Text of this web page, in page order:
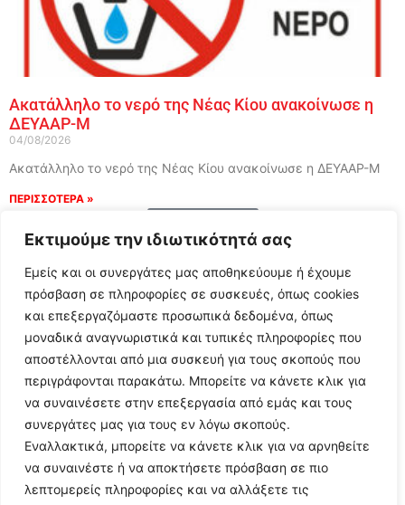
Εκτιμούμε την ιδιωτικότητά σας
Εμείς και οι συνεργάτες μας αποθηκεύουμε ή έχουμε
πρόσβαση σε πληροφορίες σε συσκευές, όπως cookies
και επεξεργαζόμαστε προσωπικά δεδομένα, όπως
μοναδικά αναγνωριστικά και τυπικές πληροφορίες που
αποστέλλονται από μια συσκευή για τους σκοπούς που
περιγράφονται παρακάτω. Μπορείτε να κάνετε κλικ για
να συναινέσετε στην επεξεργασία από εμάς και τους
συνεργάτες μας για τους εν λόγω σκοπούς.
Εναλλακτικά, μπορείτε να κάνετε κλικ για να αρνηθείτε
να συναινέστε ή να αποκτήσετε πρόσβαση σε πιο
λεπτομερείς πληροφορίες και να αλλάξετε τις
Ακατάλληλο το νερό της Νέας Κίου ανακοίνωσε η
ΔΕΥΑΑΡ-Μ
04/08/2026
Ακατάλληλο το νερό της Νέας Κίου ανακοίνωσε η ΔΕΥΑΑΡ-Μ
ΠΕΡΙΣΣΟΤΕΡΑ »
Follow Us